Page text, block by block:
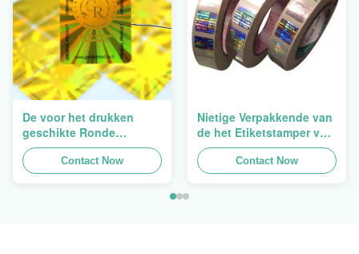
De voor het drukken
geschikte Ronde
Verpakkende
Holografische
Zelfklevende Bladen van
Contact Now
Nietige Verpakkende van
de het Etiketstamper van
de Hologramveiligheid
Duidelijke het
Hologramsticker Logo
Contact Now